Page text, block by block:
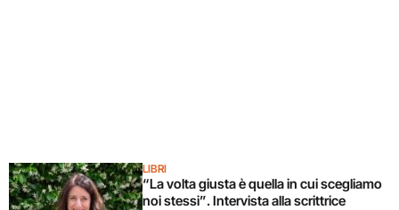
LIBRI
“La volta giusta è quella in cui scegliamo
noi stessi”. Intervista alla scrittrice